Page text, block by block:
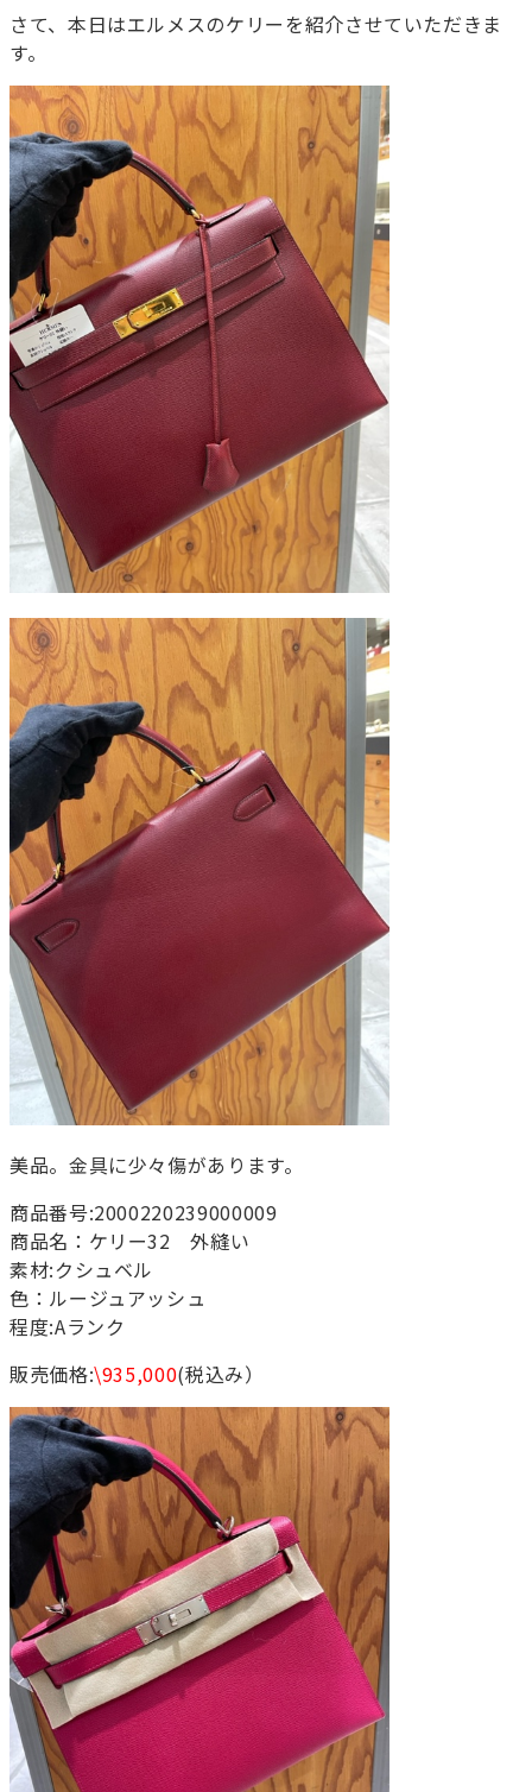
さて、本日はエルメスのケリーを紹介させていただきま
す。
美品。金具に少々傷があります。
商品番号:2000220239000009
商品名：ケリー32 外縫い
素材:クシュベル
色：ルージュアッシュ
程度:Aランク
販売価格:\935,000(税込み）